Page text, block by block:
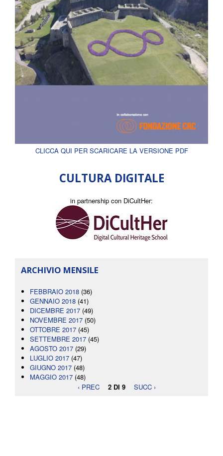
CLICCA QUI PER SCARICARE LA VERSIONE PDF
CULTURA DIGITALE
in partnership con DiCultHer:
ARCHIVIO MENSILE
FEBBRAIO 2018 (36)
GENNAIO 2018 (41)
DICEMBRE 2017 (49)
NOVEMBRE 2017 (50)
OTTOBRE 2017 (45)
SETTEMBRE 2017 (45)
AGOSTO 2017 (29)
LUGLIO 2017 (47)
GIUGNO 2017 (48)
MAGGIO 2017 (48)
‹ PREC
2 DI 9 SUCC ›